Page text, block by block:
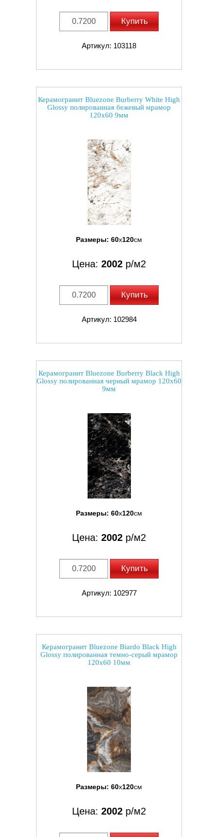
Купить
Артикул: 103118
Керамогранит Bluezone Burberry White High
Glossy полированная бежевый мрамор
120x60 9мм
Размеры: 60x120см
Цена: 2002 р/м2
Купить
Артикул: 102984
Керамогранит Bluezone Burberry Black High
Glossy полированная черный мрамор 120x60
9мм
Размеры: 60x120см
Цена: 2002 р/м2
Купить
Артикул: 102977
Керамогранит Bluezone Biardo Black High
Glossy полированная темно-серый мрамор
120x60 10мм
Размеры: 60x120см
Цена: 2002 р/м2